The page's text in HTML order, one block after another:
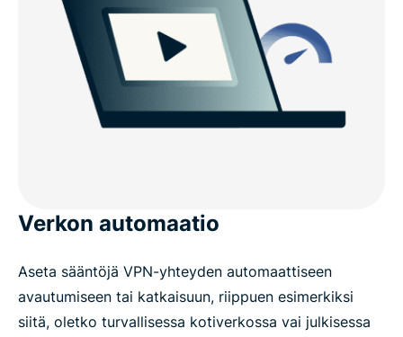
Verkon automaatio
Aseta sääntöjä VPN-yhteyden automaattiseen
avautumiseen tai katkaisuun, riippuen esimerkiksi
siitä, oletko turvallisessa kotiverkossa vai julkisessa